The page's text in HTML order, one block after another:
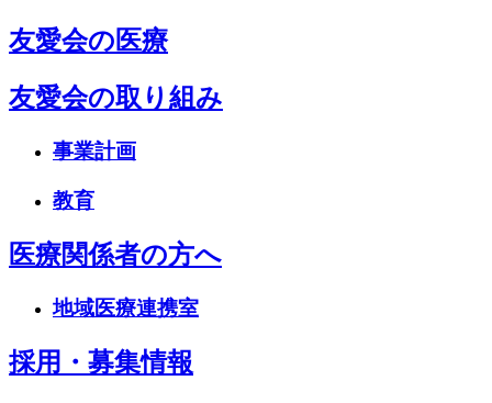
友愛会の医療
友愛会の取り組み
事業計画
教育
医療関係者の方へ
地域医療連携室
採用・募集情報